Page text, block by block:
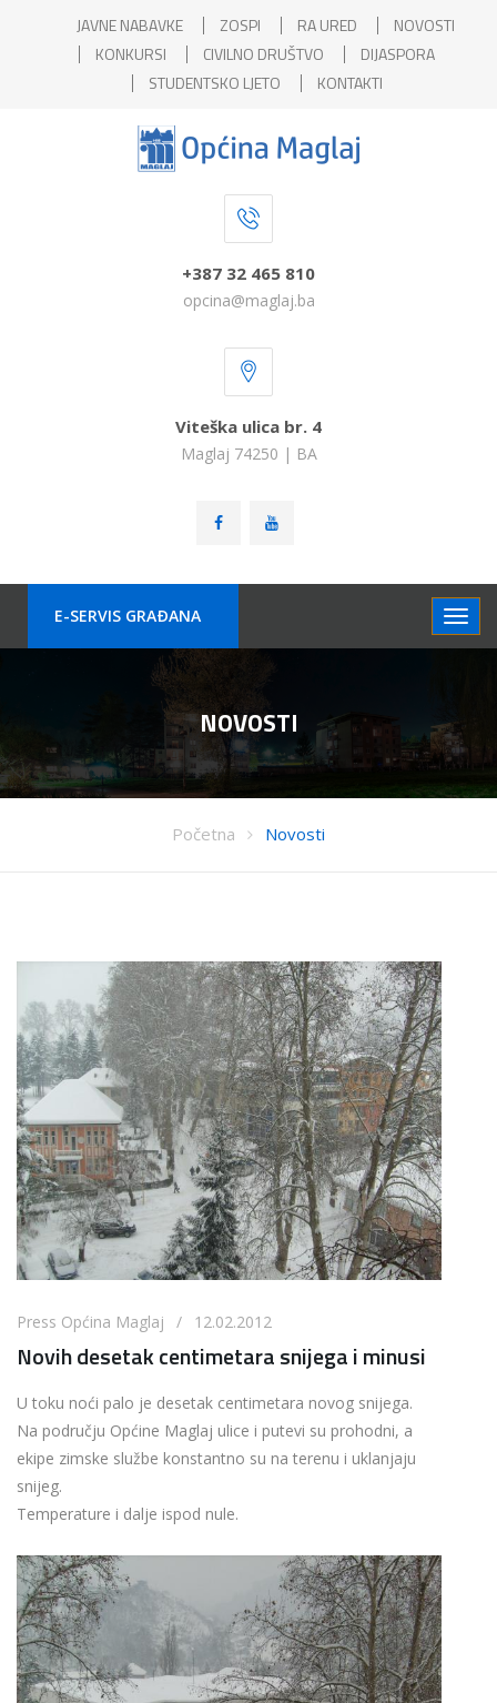
JAVNE NABAVKE ZOSPI RA URED
NOVOSTI
KONKURSI
CIVILNO DRUŠTVO
DIJASPORA
STUDENTSKO LJETO
KONTAKTI
+387 32 465 810
opcina@maglaj.ba
Viteška ulica br. 4
Maglaj 74250 | BA
E-SERVIS GRAÐANA
NOVOSTI
Početna Novosti
Press Općina Maglaj / 12.02.2012
Novih desetak centimetara snijega i minusi
U toku noći palo je desetak centimetara novog snijega.
Na području Općine Maglaj ulice i putevi su prohodni, a
ekipe zimske službe konstantno su na terenu i uklanjaju
snijeg.
Temperature i dalje ispod nule.